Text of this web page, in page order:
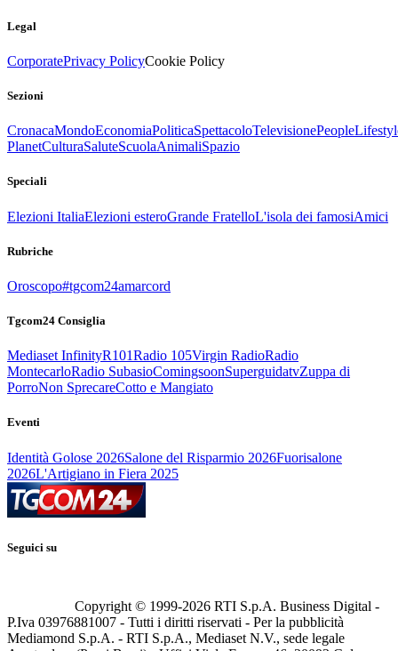
Legal
CorporatePrivacy PolicyCookie Policy
Sezioni
CronacaMondoEconomiaPoliticaSpettacoloTelevisionePeople
PlanetCulturaSaluteScuolaAnimaliSpazio
Speciali
Elezioni ItaliaElezioni esteroGrande FratelloL'isola dei famosiAmici
Rubriche
Oroscopo#tgcom24amarcord
Tgcom24 Consiglia
Mediaset InfinityR101Radio 105Virgin RadioRadio
MontecarloRadio SubasioComingsoonSuperguidatvZuppa di
PorroNon SprecareCotto e Mangiato
Eventi
Identità Golose 2026Salone del Risparmio 2026Fuorisalone
2026L'Artigiano in Fiera 2025
Seguici su
Copyright © 1999-2026 RTI S.p.A. Business Digital -
P.Iva 03976881007 - Tutti i diritti riservati - Per la pubblicità
Mediamond S.p.A. - RTI S.p.A., Mediaset N.V., sede legale